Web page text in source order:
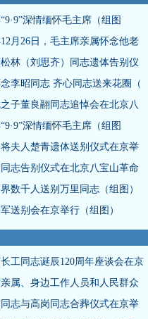
深情缅怀毛主席（组图
月26日，毛主席亲属怀念他老
林（刘思齐）同志遗体告别仪
李昭同志 齐心同志送来花圈（
子董良翮同志追悼会在北京八
深情缅怀毛主席（组图
夫人楚青遗体送别仪式在京举
志告别仪式在北京八宝山革命
数千人送别万里同志（组图）
送别会在京举行（组图）
工同志诞辰120周年座谈会在京
属、身边工作人员和人民群众
志与高岗同志合葬仪式在京举